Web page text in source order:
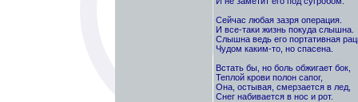
Сейчас любая зазря операция.
И все-таки жизнь покуда слышна.
Слышна ведь его портативная
Чудом каким-то, но спасена.
Встать бы, но боль обжигает бок,
Теплой крови полон сапог,
Она, остывая, смерзается в лед,
Снег набивается в нос и рот.